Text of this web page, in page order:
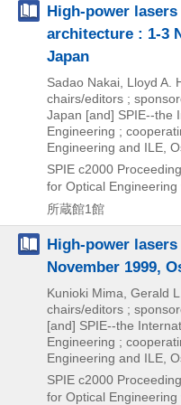
High-power
architecture : 1-3
Japan
Sadao Nakai, Lloyd A.
chairs/editors ;
Japan [and] SPIE--the
Engineering ;
Engineering and ILE,
SPIE c2000
for Optical Engineering
所蔵館1館
High-power
November 1999,
Kunioki Mima, Gerald
chairs/editors ;
[and] SPIE--the
Engineering ;
Engineering and ILE,
SPIE c2000
for Optical Engineering